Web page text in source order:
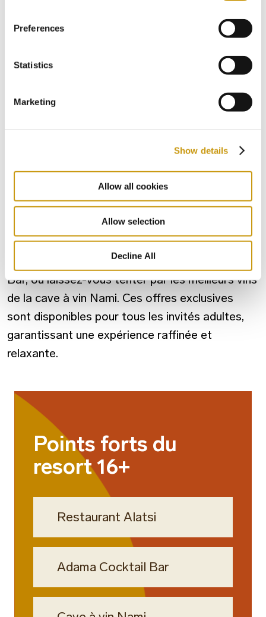
Preferences
Statistics
Marketing
Show details
Allow all cookies
Allow selection
Decline All
DÉCOUVREZ
IDÉALE POUR LES
ADULTES
En plus de l'Espace exclusif pour Exclusive Adult
Rooms, le Creta Maris propose une gamme
d'installations adaptées aux adultes,
accessibles à tous les invités âgés de 16 ans et
plus. Découvrez une cuisine exquise au
restaurant Alatsi Seafood, dégustez des
cocktails artisanaux au élégant Adama Cocktail
Bar, ou laissez-vous tenter par les meilleurs vins
de la cave à vin Nami. Ces offres exclusives
sont disponibles pour tous les invités adultes,
garantissant une expérience raffinée et
relaxante.
Points forts du
resort 16+
Restaurant Alatsi
Adama Cocktail Bar